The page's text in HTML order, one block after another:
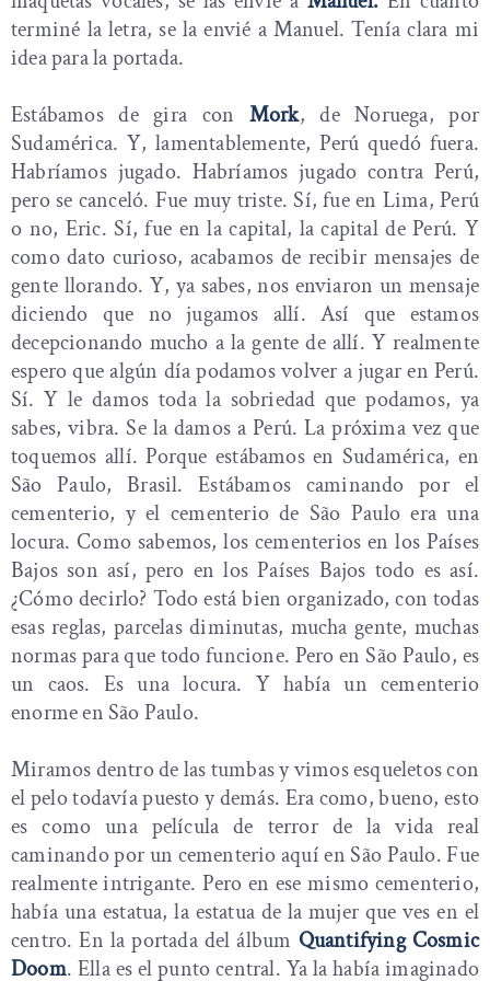
terminé la letra, se la envié a Manuel. Tenía clara mi
idea para la portada.
Estábamos de gira con Mork, de Noruega, por
Sudamérica. Y, lamentablemente, Perú quedó fuera.
Habríamos jugado. Habríamos jugado contra Perú,
pero se canceló. Fue muy triste. Sí, fue en Lima, Perú
o no, Eric. Sí, fue en la capital, la capital de Perú. Y
como dato curioso, acabamos de recibir mensajes de
gente llorando. Y, ya sabes, nos enviaron un mensaje
diciendo que no jugamos allí. Así que estamos
decepcionando mucho a la gente de allí. Y realmente
espero que algún día podamos volver a jugar en Perú.
Sí. Y le damos toda la sobriedad que podamos, ya
sabes, vibra. Se la damos a Perú. La próxima vez que
toquemos allí. Porque estábamos en Sudamérica, en
São Paulo, Brasil. Estábamos caminando por el
cementerio, y el cementerio de São Paulo era una
locura. Como sabemos, los cementerios en los Países
Bajos son así, pero en los Países Bajos todo es así.
¿Cómo decirlo? Todo está bien organizado, con todas
esas reglas, parcelas diminutas, mucha gente, muchas
normas para que todo funcione. Pero en São Paulo, es
un caos. Es una locura. Y había un cementerio
enorme en São Paulo.
Miramos dentro de las tumbas y vimos esqueletos con
el pelo todavía puesto y demás. Era como, bueno, esto
es como una película de terror de la vida real
caminando por un cementerio aquí en São Paulo. Fue
realmente intrigante. Pero en ese mismo cementerio,
había una estatua, la estatua de la mujer que ves en el
centro. En la portada del álbum Quantifying Cosmic
Doom. Ella es el punto central. Ya la había imaginado